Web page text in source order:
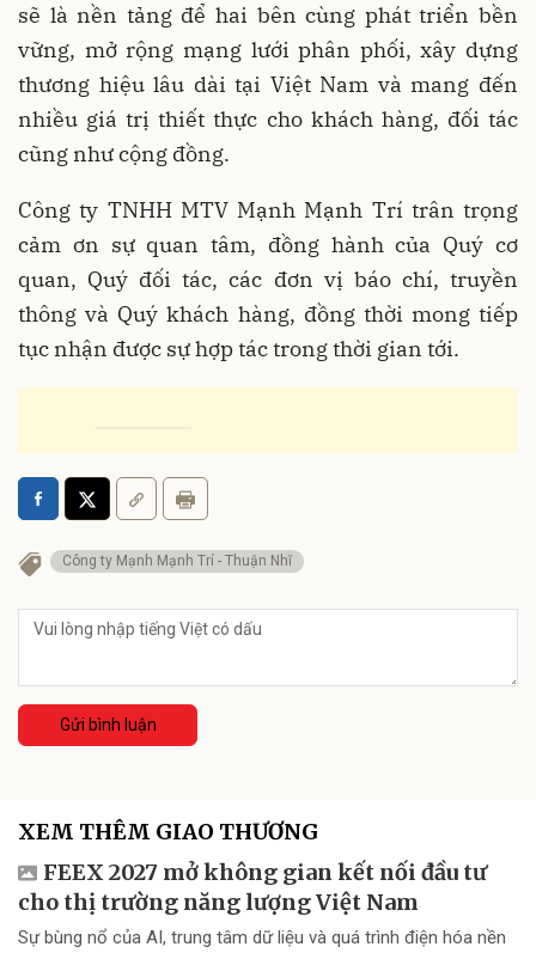
sẽ là nền tảng để hai bên cùng phát triển bền
vững, mở rộng mạng lưới phân phối, xây dựng
thương hiệu lâu dài tại Việt Nam và mang đến
nhiều giá trị thiết thực cho khách hàng, đối tác
cũng như cộng đồng.
Công ty TNHH MTV Mạnh Mạnh Trí trân trọng
cảm ơn sự quan tâm, đồng hành của Quý cơ
quan, Quý đối tác, các đơn vị báo chí, truyền
thông và Quý khách hàng, đồng thời mong tiếp
tục nhận được sự hợp tác trong thời gian tới.
Công ty Mạnh Mạnh Trí - Thuận Nhĩ
Gửi bình luận
XEM THÊM GIAO THƯƠNG
FEEX 2027 mở không gian kết nối đầu tư
cho thị trường năng lượng Việt Nam
Sự bùng nổ của AI, trung tâm dữ liệu và quá trình điện hóa nền